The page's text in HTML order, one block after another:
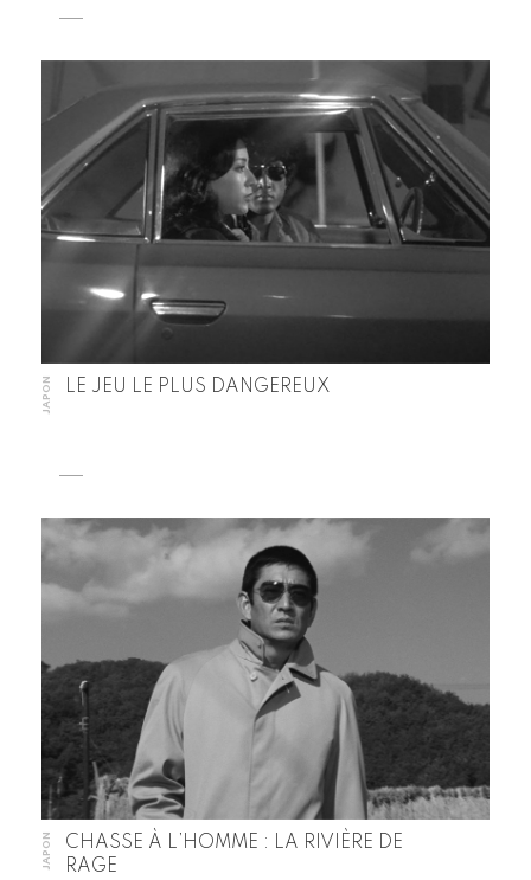
JAPON LE JEU LE PLUS DANGEREUX
JAPON
CHASSE À L’HOMME : LA RIVIÈRE DE
RAGE